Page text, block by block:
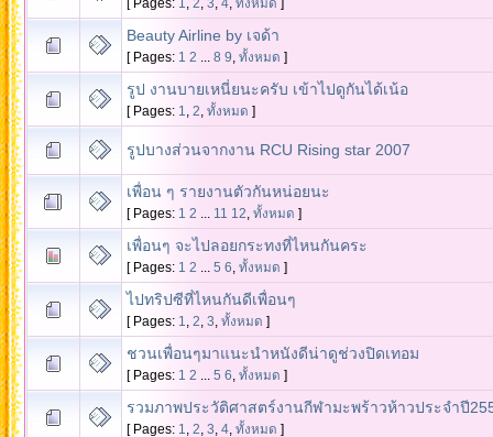
Beauty Airline by เจด้า
[ Pages: 1 2 8 9 ทั้งหมด ]
รูป งานบายเหนี่ยนะครับ เข้าไปดูกันได้เน้อ
[ Pages: 1 2 ทั้งหมด ]
รูปบางส่วนจากงาน RCU Rising star 2007
เพื่อน ๆ รายงานตัวกันหน่อยนะ
[ Pages: 1 2 11 12 ทั้งหมด ]
เพื่อนๆ จะไปลอยกระทงที่ไหนกันคระ
[ Pages: 1 2 5 6 ทั้งหมด ]
ไปทริปซีที่ไหนกันดีเพื่อนๆ
[ Pages: 1 2 3 ทั้งหมด ]
ชวนเพื่อนๆมาแนะนำหนังดีน่าดูช่วงปิดเทอม
[ Pages: 1 2 5 6 ทั้งหมด ]
รวมภาพประวัติศาสตร์งานกีฬามะพร้าวห้าวประจำปี
[ Pages: 1 2 3 4, ทั้งหมด ]